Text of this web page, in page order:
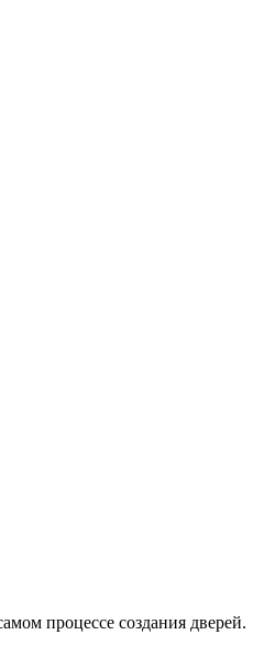
процессе создания дверей.